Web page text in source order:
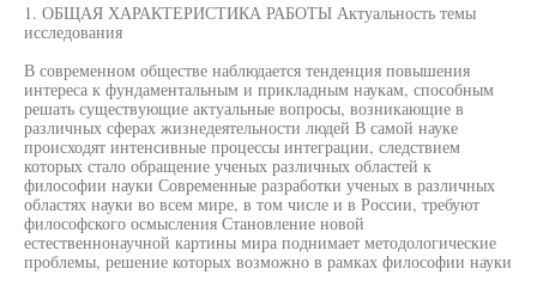
1. ОБЩАЯ ХАРАКТЕРИСТИКА РАБОТЫ Актуальность темы
исследования
В современном обществе наблюдается тенденция повышения
интереса к фундаментальным и прикладным наукам, способным
решать существующие актуальные вопросы, возникающие в
различных сферах жизнедеятельности людей В самой науке
происходят интенсивные процессы интеграции, следствием
которых стало обращение ученых различных областей к
философии науки Современные разработки ученых в различных
областях науки во всем мире, в том числе и в России, требуют
философского осмысления Становление новой
естественнонаучной картины мира поднимает методологические
проблемы, решение которых возможно в рамках философии науки